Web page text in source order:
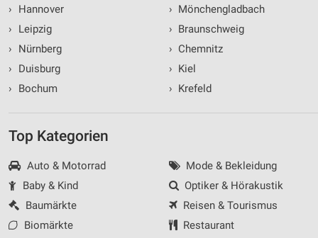
›
Hannover
›
Leipzig
›
Nürnberg
›
Duisburg
›
Bochum
› Mönchengladbach
› Braunschweig
› Chemnitz
› Kiel
› Krefeld
Top Kategorien
Auto & Motorrad
Baby & Kind
Baumärkte
Biomärkte
Mode & Bekleidung
Optiker & Hörakustik
Reisen & Tourismus
Restaurant